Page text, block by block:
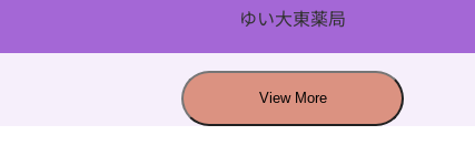
ゆい大東薬局
View More